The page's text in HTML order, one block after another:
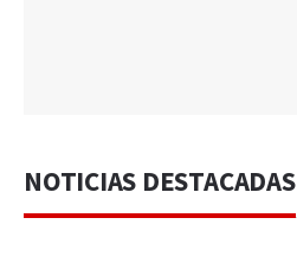
NOTICIAS DESTACADAS